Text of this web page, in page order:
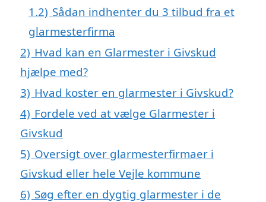
1.2) Sådan indhenter du 3 tilbud fra et
glarmesterfirma
2) Hvad kan en Glarmester i Givskud
hjælpe med?
3) Hvad koster en glarmester i Givskud?
4) Fordele ved at vælge Glarmester i
Givskud
5) Oversigt over glarmesterfirmaer i
Givskud eller hele Vejle kommune
6) Søg efter en dygtig glarmester i de